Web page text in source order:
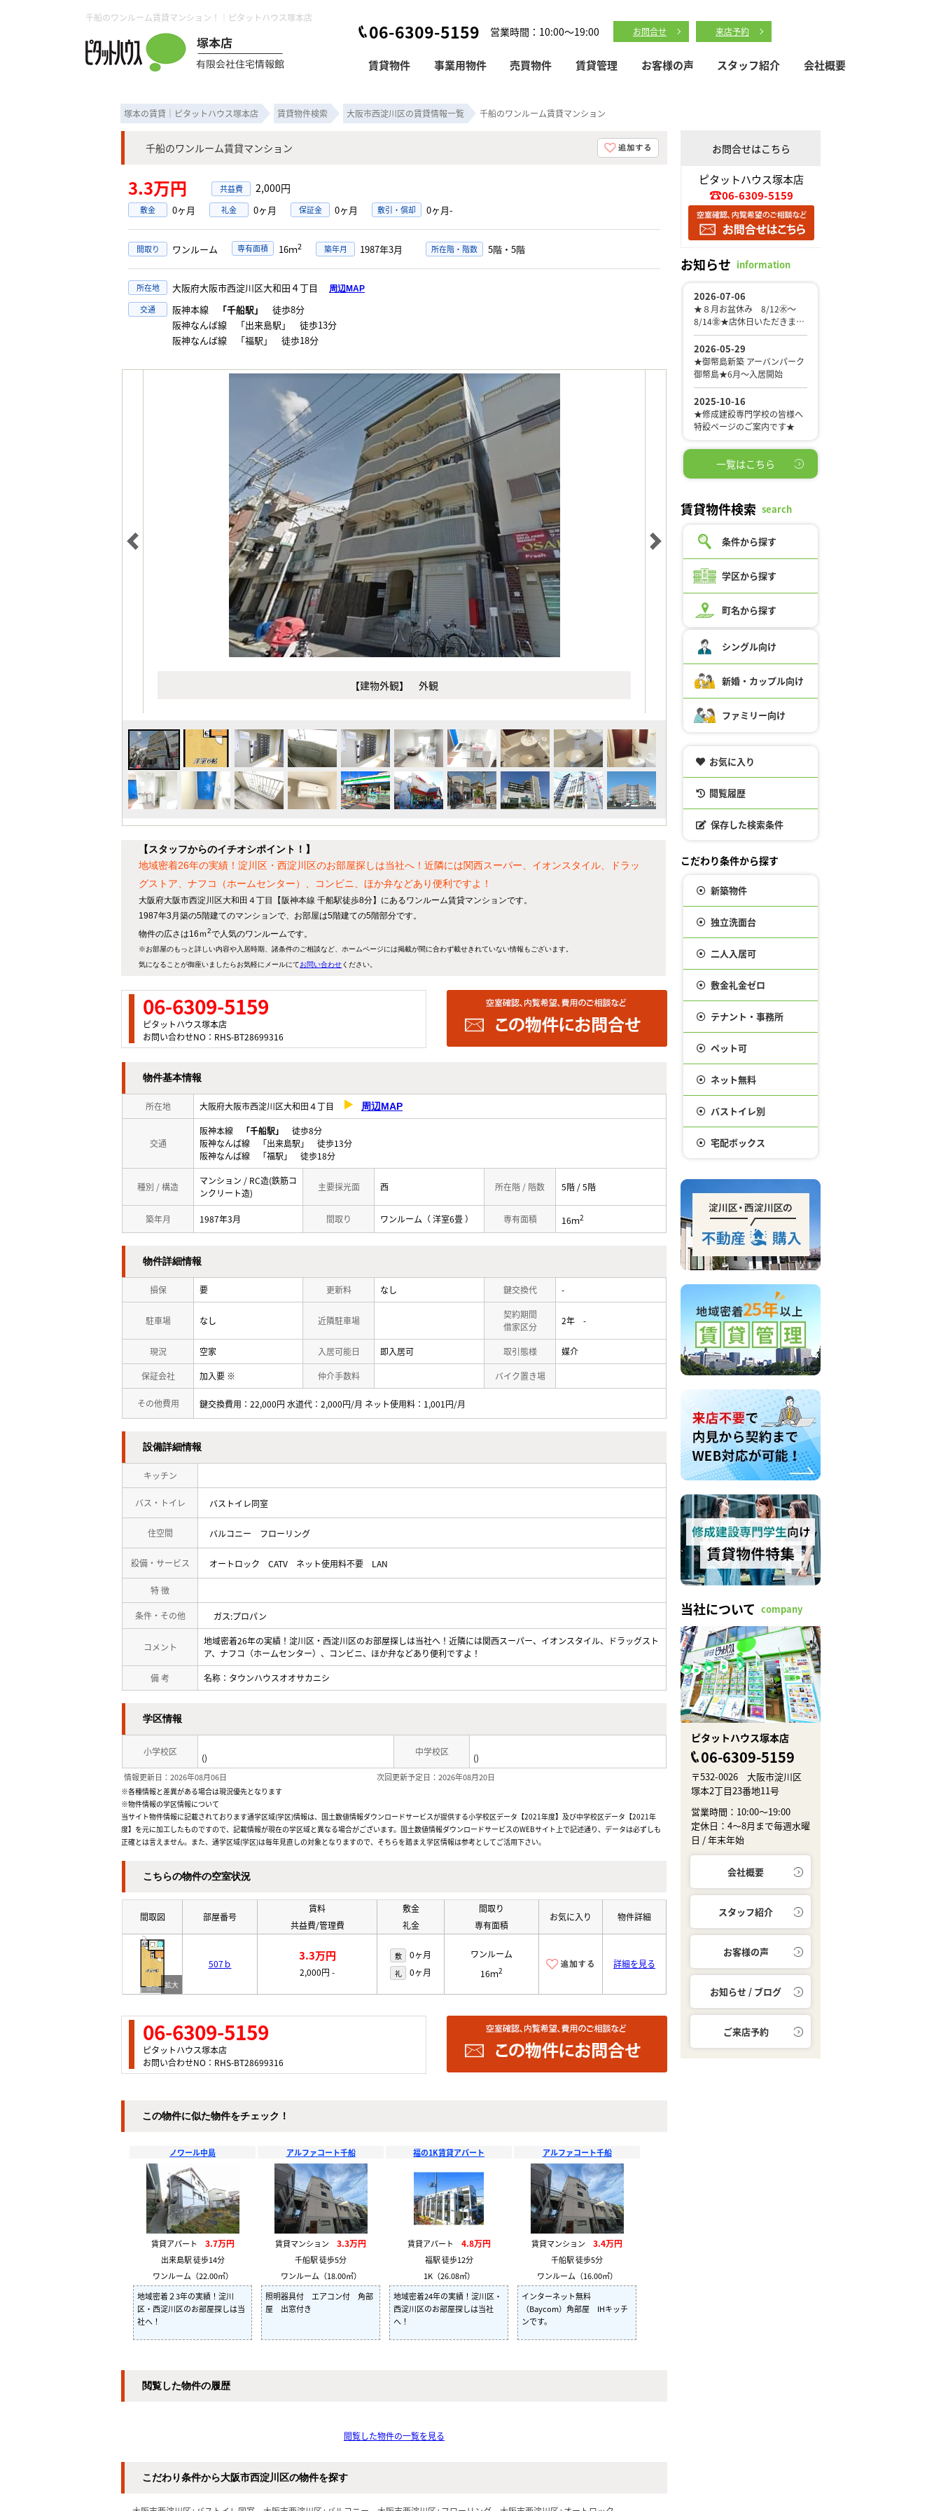
千船のワンルーム賃貸マンション！｜ピタットハウス塚本店
06-6309-5159 営業時間：10:00～19:00 お問合せ 来店予約
賃貸物件 事業用物件 売買物件 賃貸管理 お客様の声 スタッフ紹介 会社概要
塚本の賃貸｜ピタットハウス塚本店 賃貸物件検索 大阪市西淀川区の賃貸情報一覧 千船のワンルーム賃貸マンション
千船のワンルーム賃貸マンション
3.3万円 2,000円
敷金 0ヶ月 礼金 0ヶ月 保証金 0ヶ月 敷引・償却 0ヶ月-
間取り ワンルーム 専有面積 16ｍ2 築年月 1987年3月 所在階・階数 5階・5階
所在地 大阪府大阪市西淀川区大和田４丁目 周辺MAP
交通 阪神本線 「千船駅」
徒歩8分
阪神なんば線 「出来島駅」 徒歩13分
阪神なんば線 「福駅」 徒歩18分
【建物外観】 外観
【スタッフからのイチオシポイント！】
地域密着26年の実績！淀川区・西淀川区のお部屋探しは当社へ！近隣には関西スーパー、イオンスタイル、ドラッ
グストア、ナフコ（ホームセンター）、コンビニ、ほか弁などあり便利ですよ！
大阪府大阪市西淀川区大和田４丁目【阪神本線 千船駅徒歩8分】にあるワンルーム賃貸マンションです。
1987年3月築の5階建てのマンションで、お部屋は5階建ての5階部分です。
物件の広さは16ｍ2で人気のワンルームです。
※お部屋のもっと詳しい内容や入居時期、諸条件のご相談など、ホームページには掲載が間に合わず載せきれていない情報もございます。
気になることが御座いましたらお気軽にメールにてお問い合わせください。
06-6309-5159
ピタットハウス塚本店
お問い合わせNO：RHS-BT28699316
物件基本情報
所在地 大阪府大阪市西淀川区大和田４丁目 周辺MAP
交通
阪神本線 「千船駅」
徒歩8分
阪神なんば線 「出来島駅」 徒歩13分
阪神なんば線 「福駅」 徒歩18分
種別 / 構造
マンション / RC造(鉄筋コ
ンクリート造)
主要採光面 西 所在階 / 階数 5階 / 5階
築年月 1987年3月 間取り ワンルーム（ 洋室6畳 ） 専有面積 16ｍ2
物件詳細情報
損保 要 更新料 なし 鍵交換代 -
駐車場 なし 近隣駐車場
契約期間
借家区分
2年 -
現況 空家 入居可能日 即入居可 取引態様 媒介
保証会社 加入要 ※ 仲介手数料 バイク置き場
その他費用 鍵交換費用：22,000円 水道代：2,000円/月 ネット使用料：1,001円/月
設備詳細情報
キッチン
バス・トイレ バストイレ同室
住空間 バルコニー フローリング
設備・サービス オートロック CATV ネット使用料不要 LAN
特 徴
条件・その他 ガス:プロパン
コメント
地域密着26年の実績！淀川区・西淀川区のお部屋探しは当社へ！近隣には関西スーパー、イオンスタイル、ドラッグスト
ア、ナフコ（ホームセンター）、コンビニ、ほか弁などあり便利ですよ！
備 考 名称：タウンハウスオオサカニシ
学区情報
小学校区
()
中学校区
()
情報更新日：2026年08月06日 次回更新予定日：2026年08月20日
※各種情報と差異がある場合は現況優先となります
※物件情報の学区情報について
当サイト物件情報に記載されております通学区域(学区)情報は、国土数値情報ダウンロードサービスが提供する小学校区データ【2021年度】及び中学校区データ【2021年
度】を元に加工したものですので、記載情報が現在の学区域と異なる場合がございます。国土数値情報ダウンロードサービスのWEBサイト上で記述通り、データは必ずしも
正確とは言えません。また、通学区域(学区)は毎年見直しの対象となりますので、そちらを踏まえ学区情報は参考としてご活用下さい。
こちらの物件の空室状況
間取図 部屋番号
賃料
共益費/管理費
敷金
礼金
間取り
専有面積
お気に入り 物件詳細
507ｂ
3.3万円
2,000円 -
敷 0ヶ月
礼 0ヶ月
ワンルーム
16ｍ2
詳細を見る
06-6309-5159
ピタットハウス塚本店
お問い合わせNO：RHS-BT28699316
この物件に似た物件をチェック！
ノワール中島
賃貸アパート 3.7万円
出来島駅 徒歩14分
ワンルーム（22.00㎡）
地域密着２3年の実績！淀川
区・西淀川区のお部屋探しは当
社へ！
アルファコート千船
賃貸マンション 3.3万円
千船駅 徒歩5分
ワンルーム（18.00㎡）
照明器具付 エアコン付 角部
屋 出窓付き
福の1K賃貸アパート
賃貸アパート 4.8万円
福駅 徒歩12分
1K（26.08㎡）
地域密着24年の実績！淀川区・
西淀川区のお部屋探しは当社
へ！
アルファコート千船
賃貸マンション 3.4万円
千船駅 徒歩5分
ワンルーム（16.00㎡）
インターネット無料
（Baycom）角部屋 IHキッチ
ンです。
閲覧した物件の履歴
閲覧した物件の一覧を見る
こだわり条件から大阪市西淀川区の物件を探す
お問合せはこちら
ピタットハウス塚本店
06-6309-5159
お知らせ information
一覧はこちら
賃貸物件検索 search
条件から探す
学区から探す
町名から探す
シングル向け
新婚・カップル向け
ファミリー向け
お気に入り
閲覧履歴
保存した検索条件
こだわり条件から探す
新築物件
独立洗面台
二人入居可
敷金礼金ゼロ
テナント・事務所
ペット可
ネット無料
バストイレ別
宅配ボックス
当社について company
ピタットハウス塚本店
06-6309-5159
〒532-0026 大阪市淀川区
塚本2丁目23番地11号
営業時間：10:00～19:00
定休日：4～8月まで毎週水曜
日 / 年末年始
会社概要
スタッフ紹介
お客様の声
お知らせ / ブログ
ご来店予約